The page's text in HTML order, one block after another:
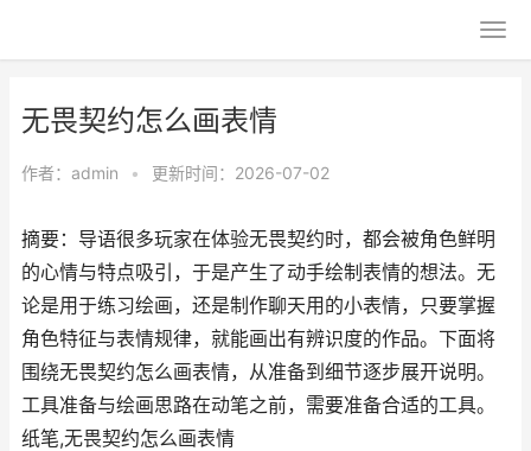
无畏契约怎么画表情
作者： admin • 更新时间：2026-07-02
摘要：导语很多玩家在体验无畏契约时，都会被角色鲜明
的心情与特点吸引，于是产生了动手绘制表情的想法。无
论是用于练习绘画，还是制作聊天用的小表情，只要掌握
角色特征与表情规律，就能画出有辨识度的作品。下面将
围绕无畏契约怎么画表情，从准备到细节逐步展开说明。
工具准备与绘画思路在动笔之前，需要准备合适的工具。
纸笔,无畏契约怎么画表情